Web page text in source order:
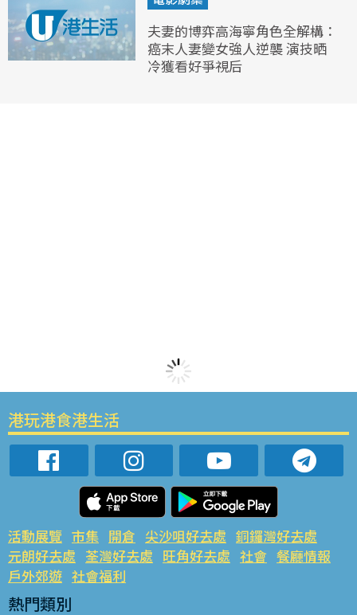
夫妻的博弈高海寧角色全解構：
癌末人妻變女強人逆襲 演技晒
冷獲看好爭視后
港玩港食港生活
活動展覽 市集 開倉 尖沙咀好去處 銅鑼灣好去處
元朗好去處 荃灣好去處 旺角好去處 社會 餐廳情報
戶外郊遊 社會福利
熱門類別